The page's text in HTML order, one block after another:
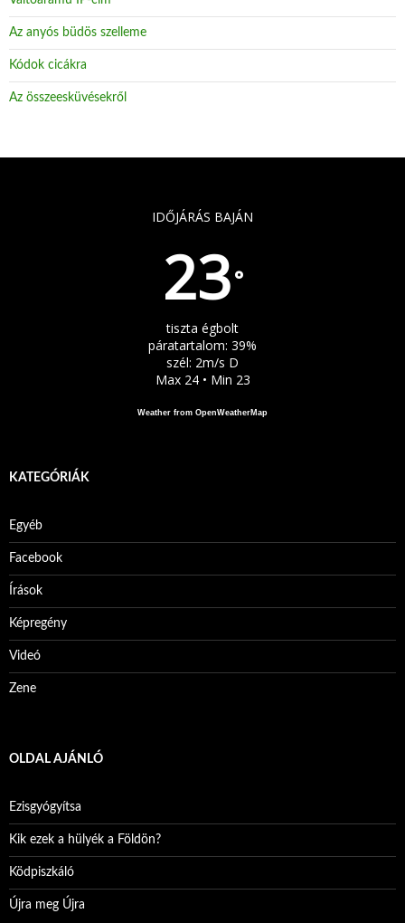
Az anyós büdös szelleme
Kódok cicákra
Az összeesküvésekről
IDŐJÁRÁS BAJÁN
23°
tiszta égbolt
páratartalom: 39%
szél: 2m/s D
Max 24 • Min 23
Weather from OpenWeatherMap
KATEGÓRIÁK
Egyéb
Facebook
Írások
Képregény
Videó
Zene
OLDAL AJÁNLÓ
Ezisgyógyítsa
Kik ezek a hülyék a Földön?
Ködpiszkáló
Újra meg Újra